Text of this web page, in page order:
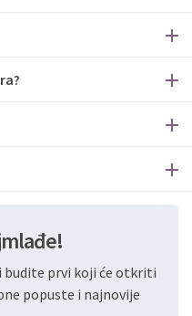
budite prvi koji će otkriti
popuste i najnovije